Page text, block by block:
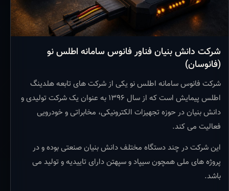
شرکت دانش بنیان فناور فانوس سامانه اطلس نو
(فانوسان)
شرکت فانوس سامانه اطلس نو یکی از شرکت های تابعه هلدینگ
اطلس پیمایش است که از سال ۱۳۹۶ به عنوان یک شرکت تولیدی و
دانش بنیان در حوزه تجهیزات الکترونیکی، مخابراتی و خودرویی
فعالیت می کند.
این شرکت در چند دستگاه مختلف دانش بنیان صنعتی بوده و در
پروژه های ملی همچون سیپاد و سپهتن دارای تاییدیه و تولید می
باشد.